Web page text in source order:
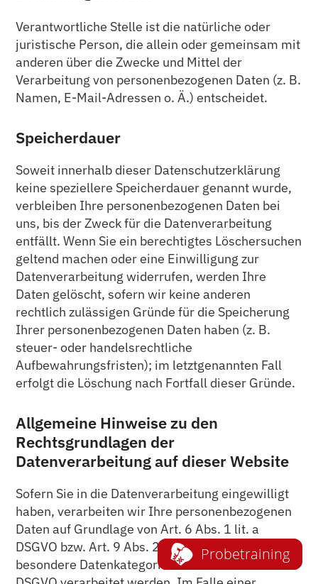
Verantwortliche Stelle ist die natürliche oder
juristische Person, die allein oder gemeinsam mit
anderen über die Zwecke und Mittel der
Verarbeitung von personenbezogenen Daten (z. B.
Namen, E-Mail-Adressen o. Ä.) entscheidet.
Speicherdauer
Soweit innerhalb dieser Datenschutzerklärung
keine speziellere Speicherdauer genannt wurde,
verbleiben Ihre personenbezogenen Daten bei
uns, bis der Zweck für die Datenverarbeitung
entfällt. Wenn Sie ein berechtigtes Löschersuchen
geltend machen oder eine Einwilligung zur
Datenverarbeitung widerrufen, werden Ihre
Daten gelöscht, sofern wir keine anderen
rechtlich zulässigen Gründe für die Speicherung
Ihrer personenbezogenen Daten haben (z. B.
steuer- oder handelsrechtliche
Aufbewahrungsfristen); im letztgenannten Fall
erfolgt die Löschung nach Fortfall dieser Gründe.
Allgemeine Hinweise zu den
Rechtsgrundlagen der
Datenverarbeitung auf dieser Website
Sofern Sie in die Datenverarbeitung eingewilligt
haben, verarbeiten wir Ihre personenbezogenen
Daten auf Grundlage von Art. 6 Abs. 1 lit. a
DSGVO bzw. Art. 9 Abs. 2 lit. a DSGVO, sofern
besondere Datenkategorien nach Art. 9 Abs. 1
Probetraining